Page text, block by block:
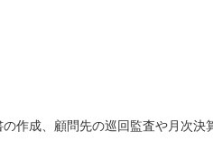
作成、顧問先の巡回監査や月次決